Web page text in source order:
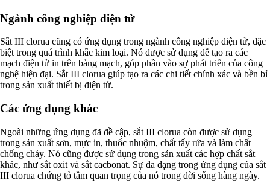
Ngành công nghiệp điện tử
Sắt III clorua cũng có ứng dụng trong ngành công nghiệp điện tử, đặc
biệt trong quá trình khắc kim loại. Nó được sử dụng để tạo ra các
mạch điện tử in trên bảng mạch, góp phần vào sự phát triển của công
nghệ hiện đại. Sắt III clorua giúp tạo ra các chi tiết chính xác và bền bỉ
trong sản xuất thiết bị điện tử.
Các ứng dụng khác
Ngoài những ứng dụng đã đề cập, sắt III clorua còn được sử dụng
trong sản xuất sơn, mực in, thuốc nhuộm, chất tẩy rửa và làm chất
chống cháy. Nó cũng được sử dụng trong sản xuất các hợp chất sắt
khác, như sắt oxit và sắt cacbonat. Sự đa dạng trong ứng dụng của sắt
III clorua chứng tỏ tầm quan trọng của nó trong đời sống hàng ngày.